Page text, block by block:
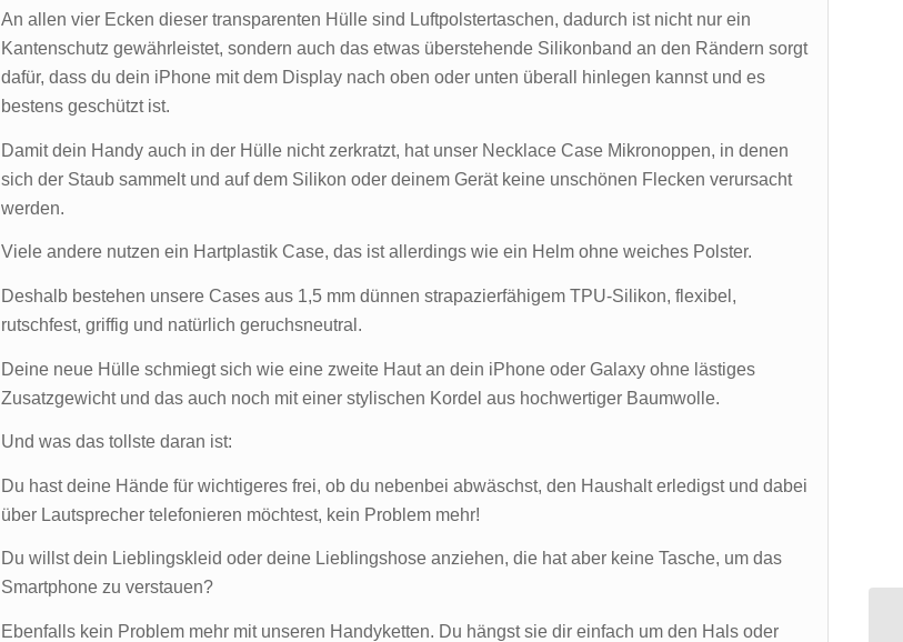
An allen vier Ecken dieser transparenten Hülle sind Luftpolstertaschen, dadurch ist nicht nur ein
Kantenschutz gewährleistet, sondern auch das etwas überstehende Silikonband an den Rändern sorgt
dafür, dass du dein iPhone mit dem Display nach oben oder unten überall hinlegen kannst und es
bestens geschützt ist.
Damit dein Handy auch in der Hülle nicht zerkratzt, hat unser Necklace Case Mikronoppen, in denen
sich der Staub sammelt und auf dem Silikon oder deinem Gerät keine unschönen Flecken verursacht
werden.
Viele andere nutzen ein Hartplastik Case, das ist allerdings wie ein Helm ohne weiches Polster.
Deshalb bestehen unsere Cases aus 1,5 mm dünnen strapazierfähigem TPU-Silikon, flexibel,
rutschfest, griffig und natürlich geruchsneutral.
Deine neue Hülle schmiegt sich wie eine zweite Haut an dein iPhone oder Galaxy ohne lästiges
Zusatzgewicht und das auch noch mit einer stylischen Kordel aus hochwertiger Baumwolle.
Und was das tollste daran ist:
Du hast deine Hände für wichtigeres frei, ob du nebenbei abwäschst, den Haushalt erledigst und dabei
über Lautsprecher telefonieren möchtest, kein Problem mehr!
Du willst dein Lieblingskleid oder deine Lieblingshose anziehen, die hat aber keine Tasche, um das
Smartphone zu verstauen?
Ebenfalls kein Problem mehr mit unseren Handyketten. Du hängst sie dir einfach um den Hals oder